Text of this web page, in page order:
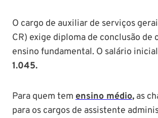
O cargo de auxiliar de serviços
CR) exige diploma de conclusão de
ensino fundamental. O salário
1.045.
Para quem tem ensino médio, as
para os cargos de assistente